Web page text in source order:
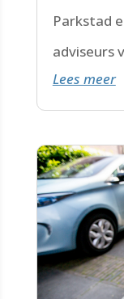
Parkstad
adviseurs
Limburg
Lees meer